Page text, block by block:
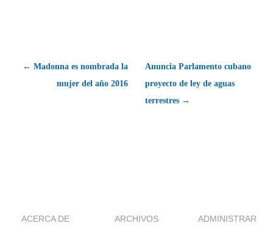
← Madonna es nombrada la
mujer del año 2016
Anuncia Parlamento cubano
proyecto de ley de aguas
terrestres →
ACERCA DE ARCHIVOS ADMINISTRAR